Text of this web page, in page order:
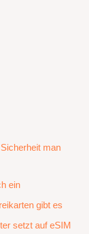
man
ein
gibt es
setzt auf eSIM